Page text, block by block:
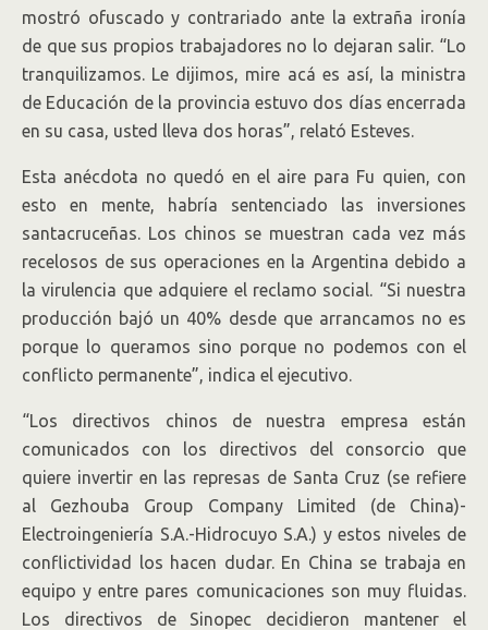
mostró ofuscado y contrariado ante la extraña ironía
de que sus propios trabajadores no lo dejaran salir. “Lo
tranquilizamos. Le dijimos, mire acá es así, la ministra
de Educación de la provincia estuvo dos días encerrada
en su casa, usted lleva dos horas”, relató Esteves.
Esta anécdota no quedó en el aire para Fu quien, con
esto en mente, habría sentenciado las inversiones
santacruceñas. Los chinos se muestran cada vez más
recelosos de sus operaciones en la Argentina debido a
la virulencia que adquiere el reclamo social. “Si nuestra
producción bajó un 40% desde que arrancamos no es
porque lo queramos sino porque no podemos con el
conflicto permanente”, indica el ejecutivo.
“Los directivos chinos de nuestra empresa están
comunicados con los directivos del consorcio que
quiere invertir en las represas de Santa Cruz (se refiere
al Gezhouba Group Company Limited (de China)-
Electroingeniería S.A.-Hidrocuyo S.A.) y estos niveles de
conflictividad los hacen dudar. En China se trabaja en
equipo y entre pares comunicaciones son muy fluidas.
Los directivos de Sinopec decidieron mantener el